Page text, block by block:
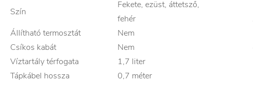
Szín
Fekete, ezüst, áttetsző,
fehér
Állítható termosztát
Nem
Csíkos kabát
Nem
Víztartály térfogata
1,7 liter
Tápkábel hossza
0,7 méter